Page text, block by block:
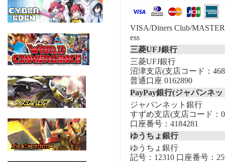
VISA/Diners Club/
ess
三菱UFJ銀行
三菱UFJ銀行
沼津支店(支店コード：
普通口座 0162890
PayPay銀行(ジャパンネ
ジャパンネット銀行
すずめ支店(支店コード：
口座番号：4184281
ゆうちょ銀行
ゆうちょ銀行
記号：12310 口座番号：